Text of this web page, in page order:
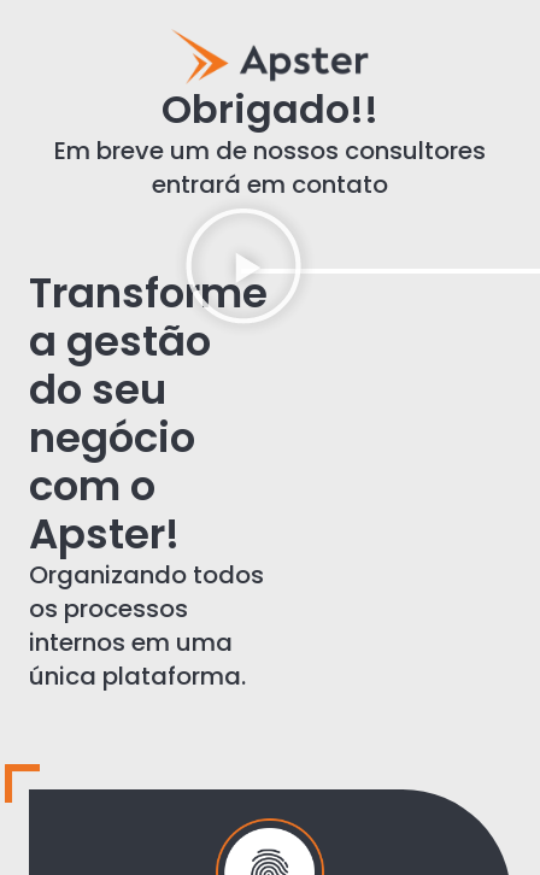
Obrigado!!
Em breve um de nossos consultores
entrará em contato
Transforme
a gestão
do seu
negócio
com o
Apster!​
Organizando todos
os processos
internos em uma
única plataforma.